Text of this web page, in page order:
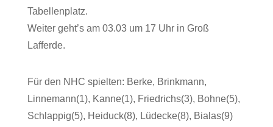
Tabellenplatz.
Weiter geht’s am 03.03 um 17 Uhr in Groß
Lafferde.
Für den NHC spielten: Berke, Brinkmann,
Linnemann(1), Kanne(1), Friedrichs(3), Bohne(5),
Schlappig(5), Heiduck(8), Lüdecke(8), Bialas(9)